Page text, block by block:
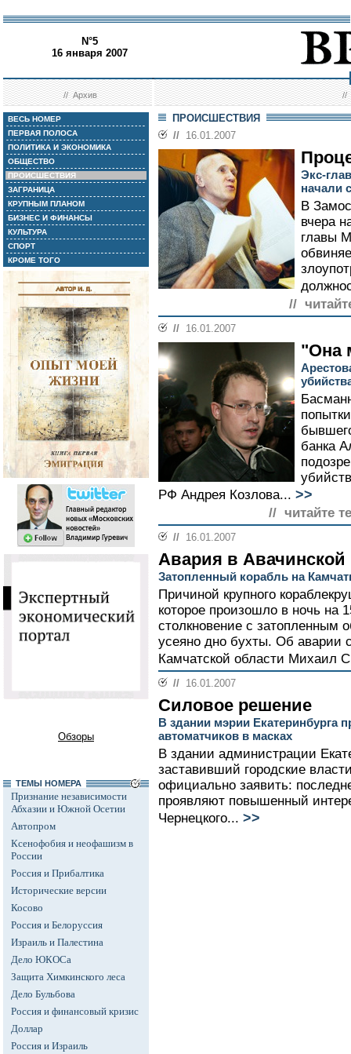
N°5
16 января 2007
//Архив //
ВЕСЬ НОМЕР
ПЕРВАЯ ПОЛОСА
ПОЛИТИКА И ЭКОНОМИКА
ОБЩЕСТВО
ПРОИСШЕСТВИЯ
ЗАГРАНИЦА
КРУПНЫМ ПЛАНОМ
БИЗНЕС И ФИНАНСЫ
КУЛЬТУРА
СПОРТ
КРОМЕ ТОГО
Обзоры
ТЕМЫ НОМЕРА
Признание независимости
Абхазии и Южной Осетии
Автопром
Ксенофобия и неофашизм в
России
Россия и Прибалтика
Исторические версии
Косово
Россия и Белоруссия
Израиль и Палестина
Дело ЮКОСа
Защита Химкинского леса
Дело Бульбова
Россия и финансовый кризис
Доллар
Россия и Израиль
ПРОИСШЕСТВИЯ
// 16.01.2007
Экс-
начали
В
вчера
главы
//
// 16.01.2007
"Она
банка
РФ Андрея Козлова... >>
// читайте
// 16.01.2007
Авария в Авачинской
Затопленный корабль на
Причиной крупного
которое произошло в ночь на
столкновение с затопленным
усеяно дно бухты. Об аварии
Камчатской области Михаил
// 16.01.2007
Силовое решение
В здании мэрии Екатеринбурга
автоматчиков в масках
В здании администрации
заставивший городские
официально заявить:
проявляют повышенный
Чернецкого... >>